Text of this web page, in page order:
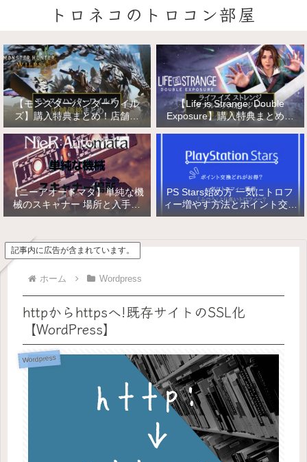
トロネコのトロコン部屋
【モンスターハンターワイル
ズ】購入特典まとめ！店舗特
典・店舗価格比較！
【Life is Strange: Double
Exposure】購入特典まとめ！
店舗特典・店舗価格比較！ライ
スポージャー
【ニーアオートマタ】単純な機
械のスキャナー 場所と入手方
法/複雑な機械と精巧な機械の
PS Stars始め方 一気にトロフ
ィー増やす方法とポイント交換
【PlayStation Stars】
記事内に広告が含まれています。
ホーム Wordpress
httpからhttpsへ!既存サイトのSSL化
【WordPress】
Wordpress